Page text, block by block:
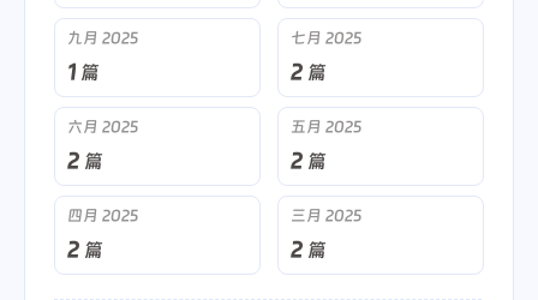
九月 2025
1 篇
七月 2025
2 篇
六月 2025
2 篇
五月 2025
2 篇
四月 2025
2 篇
三月 2025
2 篇